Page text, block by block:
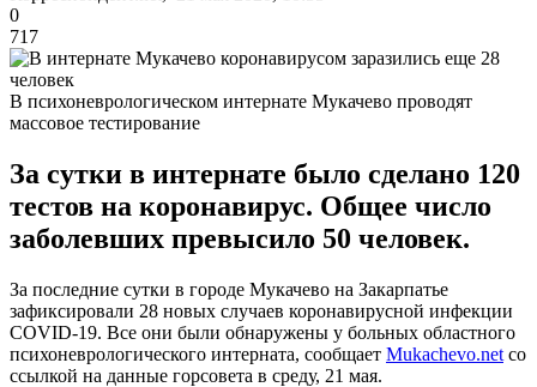
0
717
В психоневрологическом интернате Мукачево проводят
массовое тестирование
За сутки в интернате было сделано 120
тестов на коронавирус. Общее число
заболевших превысило 50 человек.
За последние сутки в городе Мукачево на Закарпатье
зафиксировали 28 новых случаев коронавирусной инфекции
COVID-19. Все они были обнаружены у больных областного
психоневрологического интерната, сообщает Mukachevo.net со
ссылкой на данные горсовета в среду, 21 мая.